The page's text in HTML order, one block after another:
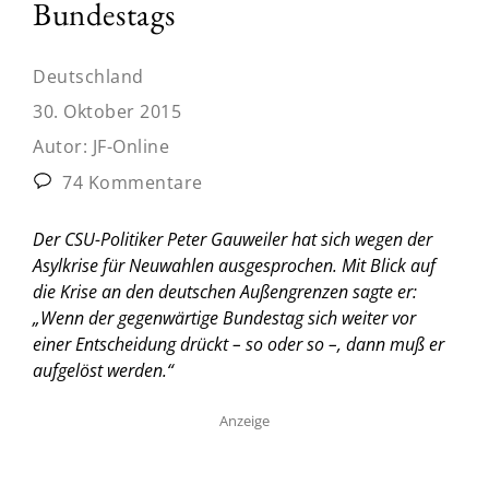
Bundestags
Deutschland
30. Oktober 2015
Autor: JF-Online
74 Kommentare
Der CSU-Politiker Peter Gauweiler hat sich wegen der
Asylkrise für Neuwahlen ausgesprochen. Mit Blick auf
die Krise an den deutschen Außengrenzen sagte er:
„Wenn der gegenwärtige Bundestag sich weiter vor
einer Entscheidung drückt – so oder so –, dann muß er
aufgelöst werden.“
Anzeige